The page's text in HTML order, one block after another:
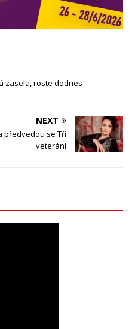
zasela, roste dodnes
NEXT
předvedou se Tři
veteráni